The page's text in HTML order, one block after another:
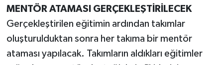
MENTÖR ATAMASI GERÇEKLEŞTİRİLECEK
Gerçekleştirilen eğitimin ardından takımlar
oluşturulduktan sonra her takıma bir mentör
ataması yapılacak. Takımların aldıkları eğitimler